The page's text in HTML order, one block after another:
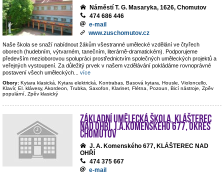
Náměstí T. G. Masaryka, 1626, Chomutov
474 686 446
e-mail
www.zuschomutov.cz
Naše škola se snaží nabídnout žákům všestranné umělecké vzdělání ve čtyřech
oborech (hudebním, výtvarném, tanečním, literárně-dramatickém). Podporujeme
především mezioborovou spolupráci prostřednictvím společných uměleckých projektů a
veřejných vystoupení. Za důležitý prvek v našem vzdělávání pokládáme rovnoprávné
postavení všech uměleckých
více
Obory: Kytara klasická, Kytara elektrická, Kontrabas, Basová kytara, Housle, Violoncello,
Klavír, El. klávesy, Akordeon, Trubka, Saxofon, Klarinet, Flétna, Pozoun, Bicí nástroje, Zpěv
populární, Zpěv klasický
Základní umělecká škola, Klášterec
nad Ohří, J.A.Komenského 677, okres
Chomutov
J. A. Komenského 677, KLÁŠTEREC NAD
OHŘÍ
474 375 667
e-mail